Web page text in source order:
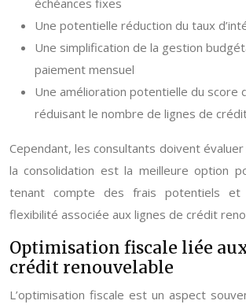
échéances fixes
Une potentielle réduction du taux
Une simplification de la gestion
paiement mensuel
Une amélioration potentielle du score
réduisant le nombre de lignes de
Cependant, les consultants doivent
la consolidation est la meilleure option
tenant compte des frais potentiels
flexibilité associée aux lignes de crédit
Optimisation fiscale liée
crédit renouvelable
L’optimisation fiscale est un aspect